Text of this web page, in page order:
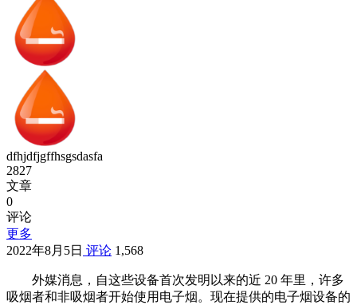
dfhjdfjgffhsgsdasfa
2827
文章
0
评论
更多
2022年8月5日 评论 1,568
外媒消息，自这些设备首次发明以来的近 20 年里，许多
吸烟者和非吸烟者开始使用电子烟。现在提供的电子烟设备的